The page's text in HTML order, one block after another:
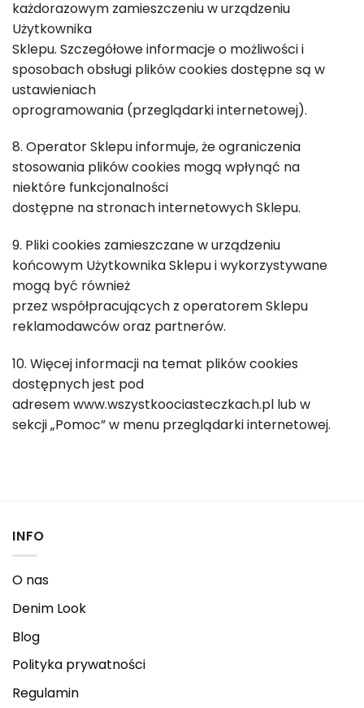
każdorazowym zamieszczeniu w urządzeniu
Użytkownika
Sklepu. Szczegółowe informacje o możliwości i
sposobach obsługi plików cookies dostępne są w
ustawieniach
oprogramowania (przeglądarki internetowej).
8. Operator Sklepu informuje, że ograniczenia
stosowania plików cookies mogą wpłynąć na
niektóre funkcjonalności
dostępne na stronach internetowych Sklepu.
9. Pliki cookies zamieszczane w urządzeniu
końcowym Użytkownika Sklepu i wykorzystywane
mogą być również
przez współpracujących z operatorem Sklepu
reklamodawców oraz partnerów.
10. Więcej informacji na temat plików cookies
dostępnych jest pod
adresem www.wszystkoociasteczkach.pl lub w
sekcji „Pomoc” w menu przeglądarki internetowej.
INFO
O nas
Denim Look
Blog
Polityka prywatności
Regulamin